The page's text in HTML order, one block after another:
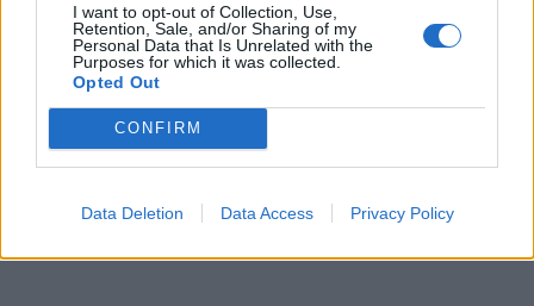
I want to opt-out of Collection, Use,
Retention, Sale, and/or Sharing of my
Personal Data that Is Unrelated with the
Purposes for which it was collected.
Opted Out
CONFIRM
Data Deletion Data Access Privacy Policy
CONDIVIDI QUESTO ARTICOLO:
E-mail
X Mastodon